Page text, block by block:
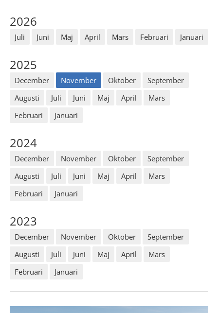
2026
Juli Juni Maj April Mars Februari Januari
2025
December November Oktober
September
Augusti
Juli Juni Maj April
Mars
Februari
Januari
2024
December November Oktober
September
Augusti
Juli Juni Maj April
Mars
Februari
Januari
2023
December November Oktober
September
Augusti
Juli Juni Maj April
Mars
Februari
Januari